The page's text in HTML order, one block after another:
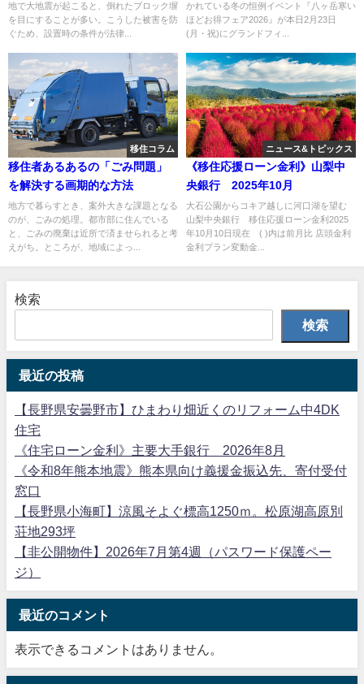
地で大地震が起こると、倒れたブロック塀
を目にすることが多い。こうした被害を防
ぐため、設置時の条件が法律...
かれている冬の恒例イベント『八ヶ岳寒い
ほどお得フェア2026』が本日2月23日
(月・祝)にグランドフィ...
移住コラム
移住者あるあるの「ごみ問題」
を解決する画期的な方法
地方で暮らすとき、案外大きな課題となる
のが、ごみの処理。都市部に住んでいる
と、ごみの廃棄は近所で済ませられると考
えがち。ところが、地域によっ...
ニュース&トピックス
《移住応援ローン金利》山梨中
央銀行 2025年10月
大石公園からコキア越しに河口湖を望む
山梨中央銀行 移住応援ローン金利2025
年10月10日現在 ( )内は前月比 店頭金利
金利プラン変動金...
検索
検索
最近の投稿
【長野県安曇野市】ひまわり畑近くのリフォーム中4DK
住宅
《住宅ローン金利》主要大手銀行 2026年8月
《令和8年熊本地震》熊本県向け義援金振込先、寄付受付
窓口
【長野県小海町】涼風そよぐ標高1250ｍ。松原湖高原別
荘地293坪
【非公開物件】2026年7月第4週（パスワード保護ペー
ジ）
最近のコメント
表示できるコメントはありません。